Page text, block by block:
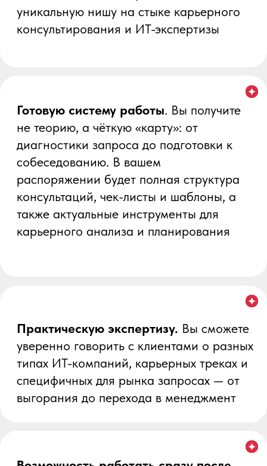
«Карьерный план для ИТ
специалиста» и «Ресурсы, на которых
стоит регистрироваться карьерному
2 бонусных урока
Смотрите, анализируете, переносите
в свои консультации